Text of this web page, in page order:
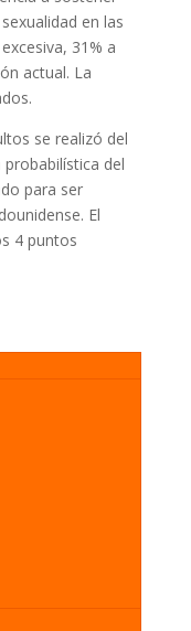
en las
31% a
actual. La
se realizó del
del
para ser
El
4 puntos